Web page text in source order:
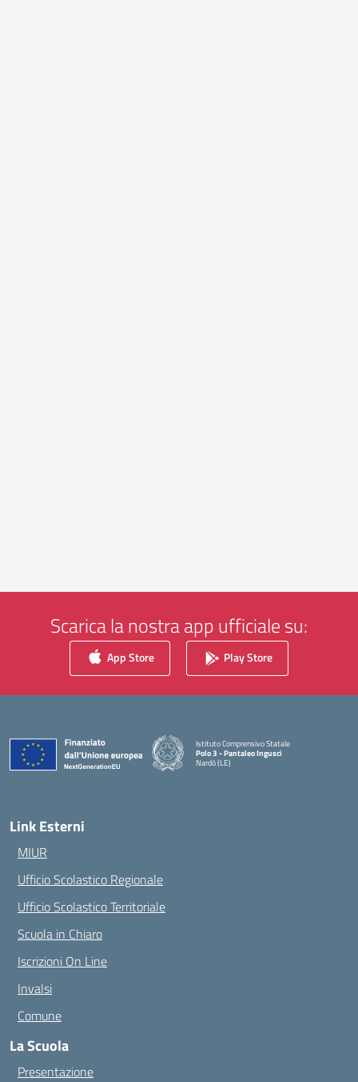
Scarica la nostra app ufficiale su:
App Store Play Store
Istituto Comprensivo Statale
Polo 3 - Pantaleo Ingusci
Nardò (LE)
Link Esterni
MIUR
Ufficio Scolastico Regionale
Ufficio Scolastico Territoriale
Scuola in Chiaro
Iscrizioni On Line
Invalsi
Comune
La Scuola
Presentazione